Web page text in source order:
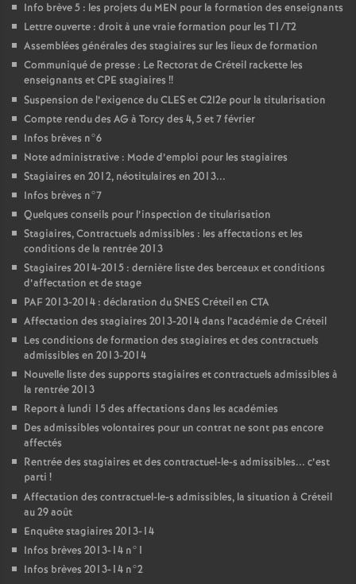
Info brève 5 : les projets du MEN pour la formation des enseignants
Lettre ouverte : droit à une vraie formation pour les T1/T2
Assemblées générales des stagiaires sur les lieux de formation
Communiqué de presse : Le Rectorat de Créteil rackette les
enseignants etCPE stagiaires !!
Suspension de l’exigence duCLESet C2I2e pour la titularisation
Compte rendu des AG à Torcy des 4, 5 et 7 février
Infos brèves n°6
Note administrative : Mode d’emploi pour les stagiaires
Stagiaires en 2012, néotitulaires en 2013...
Infos brèves n°7
Quelques conseils pour l’inspection de titularisation
Stagiaires, Contractuels admissibles : les affectations et les
conditions de la rentrée 2013
Stagiaires 2014-2015 : dernière liste des berceaux et conditions
d’affectation et de stage
PAF2013-2014 : déclaration duSNESCréteil en CTA
Affectation des stagiaires 2013-2014 dans l’académie de Créteil
Les conditions de formation des stagiaires et des contractuels
admissibles en 2013-2014
Nouvelle liste des supports stagiaires et contractuels admissibles à
la rentrée 2013
Report à lundi 15 des affectations dans les académies
Des admissibles volontaires pour un contrat ne sont pas encore
affectés
Rentrée des stagiaires et des contractuel-le-s admissibles... c’est
parti !
Affectation des contractuel-le-s admissibles, la situation à Créteil
au 29 août
Enquête stagiaires 2013-14
Infos brèves 2013-14 n°1
Infos brèves 2013-14 n°2